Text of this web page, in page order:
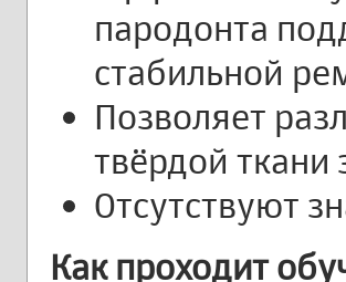
пародонта
стабильной
Позволяет
твёрдой ткани
Отсутствуют
Как проходит